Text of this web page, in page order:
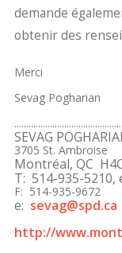
demande
obtenir des
Merci
Sevag Pogharian
..............................
SEVAG
3705 St. Ambroise
Montréal, QC
T: 514-935-5210,
F: 514-935-9672
e: sevag@spd.ca
http://